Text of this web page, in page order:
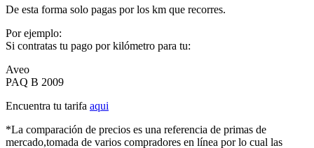
De esta forma solo pagas por los km que recorres.
Por ejemplo:
Si contratas tu pago por kilómetro para tu:
Aveo
PAQ B 2009
Encuentra tu tarifa aqui
*La comparación de precios es una referencia de primas de
mercado,tomada de varios compradores en línea por lo cual las